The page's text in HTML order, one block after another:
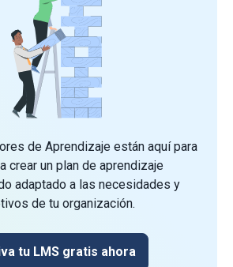
de Aprendizaje están aquí para
crear un plan de aprendizaje
adaptado a las necesidades y
de tu organización.
tu LMS gratis ahora